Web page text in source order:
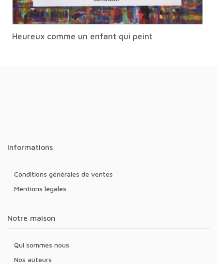
Heureux comme un enfant qui peint
Informations
Conditions générales de ventes
Mentions légales
Notre maison
Qui sommes nous
Nos auteurs